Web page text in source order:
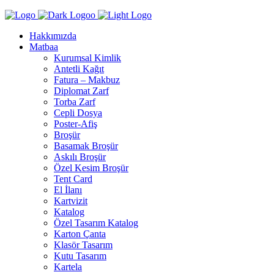
Hakkımızda
Matbaa
Kurumsal Kimlik
Antetli Kağıt
Fatura – Makbuz
Diplomat Zarf
Torba Zarf
Cepli Dosya
Poster-Afiş
Broşür
Basamak Broşür
Askılı Broşür
Özel Kesim Broşür
Tent Card
El İlanı
Kartvizit
Katalog
Özel Tasarım Katalog
Karton Çanta
Klasör Tasarım
Kutu Tasarım
Kartela